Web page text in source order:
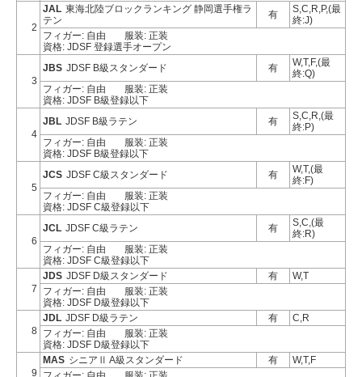
2
JAL 東海北陸ブロックランキング 静岡選手権ラ
テン
有
S,C,R,P,(最
終:J)
フィガー: 自由
服装: 正装
資格: JDSF 登録選手オープン
3
JBS JDSF B級スタンダード 有
W,T,F,(最
終:Q)
フィガー: 自由
服装: 正装
資格: JDSF B級登録以下
4
JBL JDSF B級ラテン 有
S,C,R,(最
終:P)
フィガー: 自由
服装: 正装
資格: JDSF B級登録以下
5
JCS JDSF C級スタンダード 有
W,T,(最
終:F)
フィガー: 自由
服装: 正装
資格: JDSF C級登録以下
6
JCL JDSF C級ラテン 有
S,C,(最
終:R)
フィガー: 自由
服装: 正装
資格: JDSF C級登録以下
7
JDS JDSF D級スタンダード 有
W,T
フィガー: 自由
服装: 正装
資格: JDSF D級登録以下
8
JDL JDSF D級ラテン 有
C,R
フィガー: 自由
服装: 正装
資格: JDSF D級登録以下
9
MAS シニアⅡ A級スタンダード 有
W,T,F